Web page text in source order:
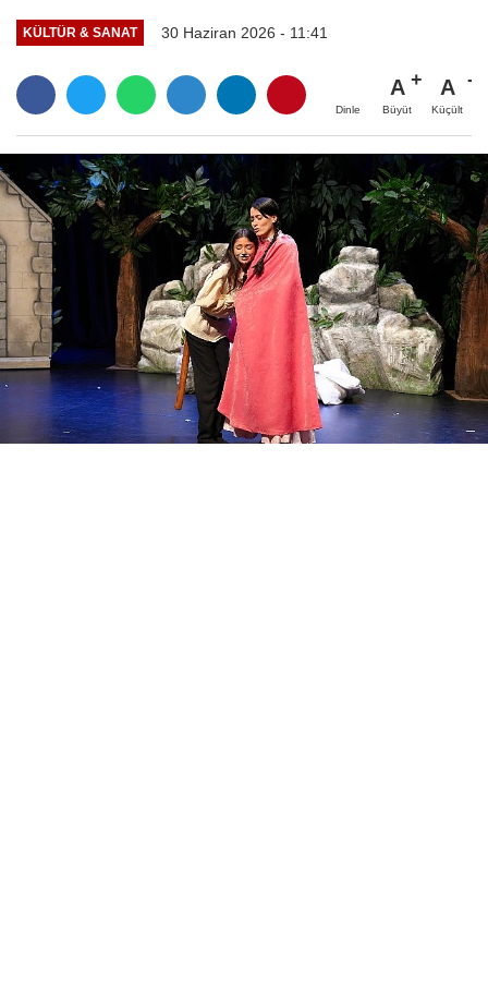
KÜLTÜR & SANAT 30 Haziran 2026 - 11:41
Dinle
A
Büyüt
A
Küçült